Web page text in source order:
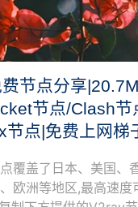
节点分享
节点/Clash节
节点|免费上网梯
覆盖了日本、美国、
欧洲等地区,最高速度